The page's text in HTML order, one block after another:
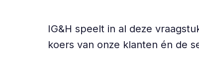
IG&H speelt in al deze
koers van onze klanten én de